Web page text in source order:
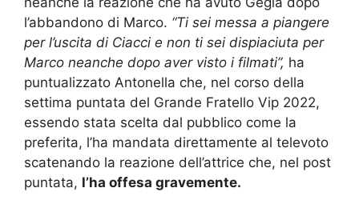
l’abbandono di Marco. “Ti sei messa a piangere
per l’uscita di Ciacci e non ti sei dispiaciuta per
Marco neanche dopo aver visto i filmati”, ha
puntualizzato Antonella che, nel corso della
settima puntata del Grande Fratello Vip 2022,
essendo stata scelta dal pubblico come la
preferita, l’ha mandata direttamente al televoto
scatenando la reazione dell’attrice che, nel post
puntata, l’ha offesa gravemente.